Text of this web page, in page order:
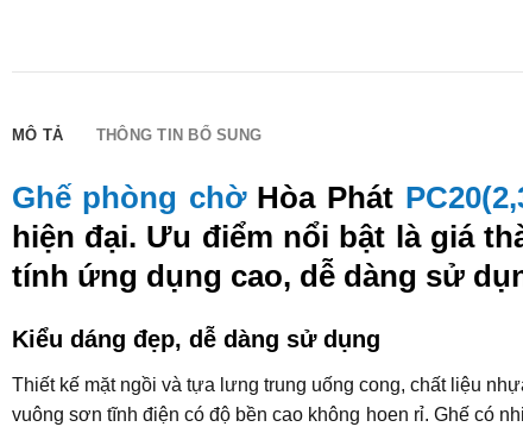
MÔ TẢ THÔNG TIN BỔ SUNG
Ghế phòng chờHòa Phát
hiện đại. Ưu điểm nổi bật là giá
tính ứng dụng cao, dễ dàng sử
Kiểu dáng đẹp, dễ dàng sử dụng
Thiết kế mặt ngồi và tựa lưng trung uống cong, chất liệu
vuông sơn tĩnh điện có độ bền cao không hoen rỉ. Ghế có